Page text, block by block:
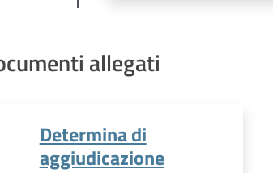
allegati
Determina di
aggiudicazione